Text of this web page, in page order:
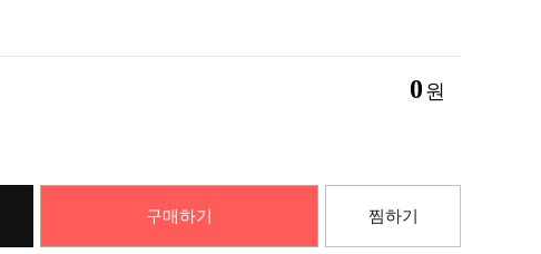
0 원
구매하기 찜하기